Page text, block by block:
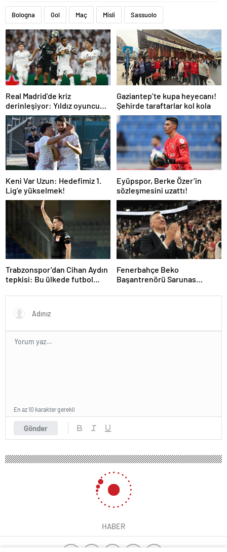
Bologna Gol Maç Misli Sassuolo
Real Madrid’de kriz
derinleşiyor: Yıldız oyuncu
takıma dönmek istemiyor
Gaziantep’te kupa heyecanı!
Şehirde taraftarlar kol kola
Keni Var Uzun: Hedefimiz 1.
Lig’e yükselmek!
Eyüpspor, Berke Özer’in
sözleşmesini uzattı!
Trabzonspor’dan Cihan Aydın
tepkisi: Bu ülkede futbol
Fenerbahçe Beko
Başantrenörü Sarunas
Nunn açıklaması
Gönder
En az 10 karakter gerekli
HABER